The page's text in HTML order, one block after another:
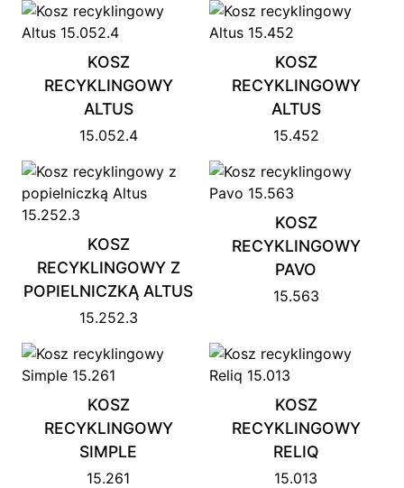
KOSZ
RECYKLINGOWY
ALTUS
15.052.4
KOSZ
RECYKLINGOWY
ALTUS
15.452
KOSZ
RECYKLINGOWY Z
POPIELNICZKĄ ALTUS
15.252.3
KOSZ
RECYKLINGOWY
PAVO
15.563
KOSZ
RECYKLINGOWY
SIMPLE
15.261
KOSZ
RECYKLINGOWY
RELIQ
15.013